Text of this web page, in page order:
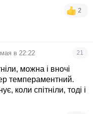
2
в 22:22 21
можна і вночі
темпераментний.
коли спітніли, тоді і